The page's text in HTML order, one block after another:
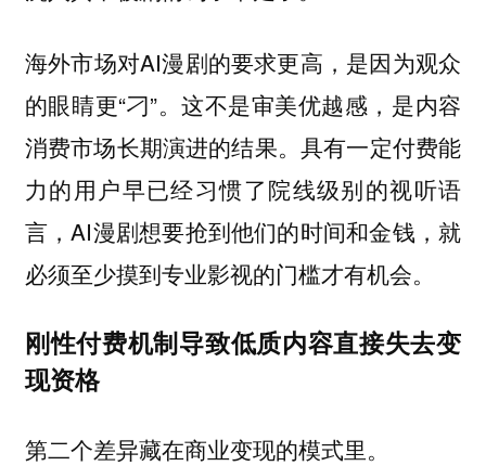
海外市场对AI漫剧的要求更高，是因为观众
的眼睛更“刁”。这不是审美优越感，是内容
消费市场长期演进的结果。具有一定付费能
力的用户早已经习惯了院线级别的视听语
言，AI漫剧想要抢到他们的时间和金钱，就
必须至少摸到专业影视的门槛才有机会。
刚性付费机制导致低质内容直接失去变
现资格
第二个差异藏在商业变现的模式里。